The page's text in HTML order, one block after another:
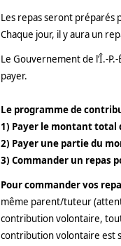
Les repas seront préparés
Chaque jour, il y aura un
Le Gouvernement de l’Î.-
payer.
Le programme de
1) Payer le montant total
2) Payer une partie du
3) Commander un repas
Pour commander vos
même parent/tuteur
contribution volontaire,
contribution volontaire est